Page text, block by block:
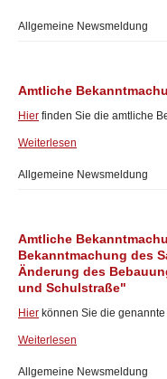
Allgemeine Newsmeldung
Amtliche
Hier finden Sie die amtliche
Weiterlesen
Allgemeine Newsmeldung
Amtliche
Bekanntmachung des
Änderung des
und Schulstraße"
Hier können Sie die
Weiterlesen
Allgemeine Newsmeldung